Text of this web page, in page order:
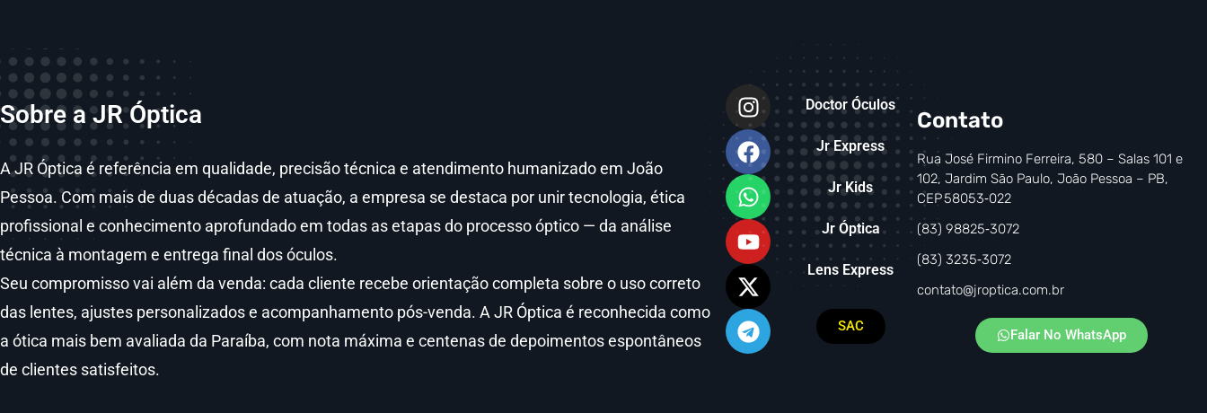
Sobre a JR Óptica
A JR Óptica é referência em qualidade, precisão técnica e atendimento humanizado em João
Pessoa. Com mais de duas décadas de atuação, a empresa se destaca por unir tecnologia, ética
profissional e conhecimento aprofundado em todas as etapas do processo óptico — da análise
técnica à montagem e entrega final dos óculos.
Seu compromisso vai além da venda: cada cliente recebe orientação completa sobre o uso correto
das lentes, ajustes personalizados e acompanhamento pós-venda. A JR Óptica é reconhecida como
a ótica mais bem avaliada da Paraíba, com nota máxima e centenas de depoimentos espontâneos
de clientes satisfeitos.
Doctor Óculos
Jr Express
Jr Kids
Jr Óptica
Lens Express
SAC
Contato
Rua José Firmino Ferreira, 580 – Salas 101 e
102, Jardim São Paulo, João Pessoa – PB,
CEP 58053‑022
(83) 98825‑3072
(83) 3235‑3072
contato@jroptica.com.br
Falar No WhatsApp